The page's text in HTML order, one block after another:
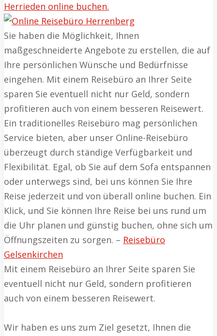
Herrieden online buchen.
Sie haben die Möglichkeit, Ihnen
maßgeschneiderte Angebote zu erstellen, die auf
Ihre persönlichen Wünsche und Bedürfnisse
eingehen. Mit einem Reisebüro an Ihrer Seite
sparen Sie eventuell nicht nur Geld, sondern
profitieren auch von einem besseren Reisewert.
Ein traditionelles Reisebüro mag persönlichen
Service bieten, aber unser Online-Reisebüro
überzeugt durch ständige Verfügbarkeit und
Flexibilität. Egal, ob Sie auf dem Sofa entspannen
oder unterwegs sind, bei uns können Sie Ihre
Reise jederzeit und von überall online buchen. Ein
Klick, und Sie können Ihre Reise bei uns rund um
die Uhr planen und günstig buchen, ohne sich um
Öffnungszeiten zu sorgen. – Reisebüro
Gelsenkirchen
Mit einem Reisebüro an Ihrer Seite sparen Sie
eventuell nicht nur Geld, sondern profitieren
auch von einem besseren Reisewert.
Wir haben es uns zum Ziel gesetzt, Ihnen die